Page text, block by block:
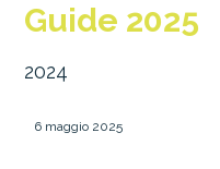
Guide 2025
2024
6 maggio 2025